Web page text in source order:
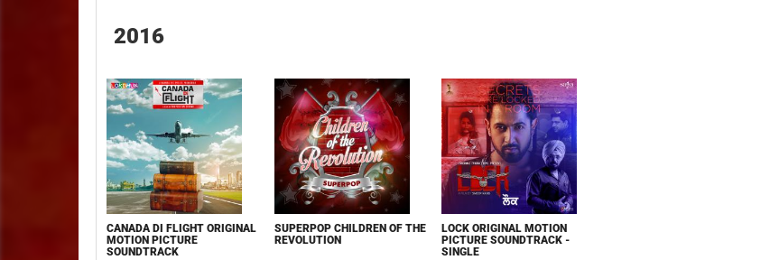
2016
CANADA DI FLIGHT ORIGINAL
MOTION PICTURE
SOUNDTRACK
SUPERPOP CHILDREN OF THE
REVOLUTION
LOCK ORIGINAL MOTION
PICTURE SOUNDTRACK -
SINGLE